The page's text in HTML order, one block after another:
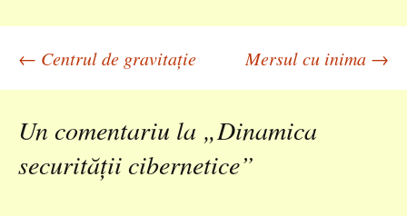
Navigare
în
articole
← Centrul de gravitație Mersul cu inima →
Un comentariu la „Dinamica
securității cibernetice”